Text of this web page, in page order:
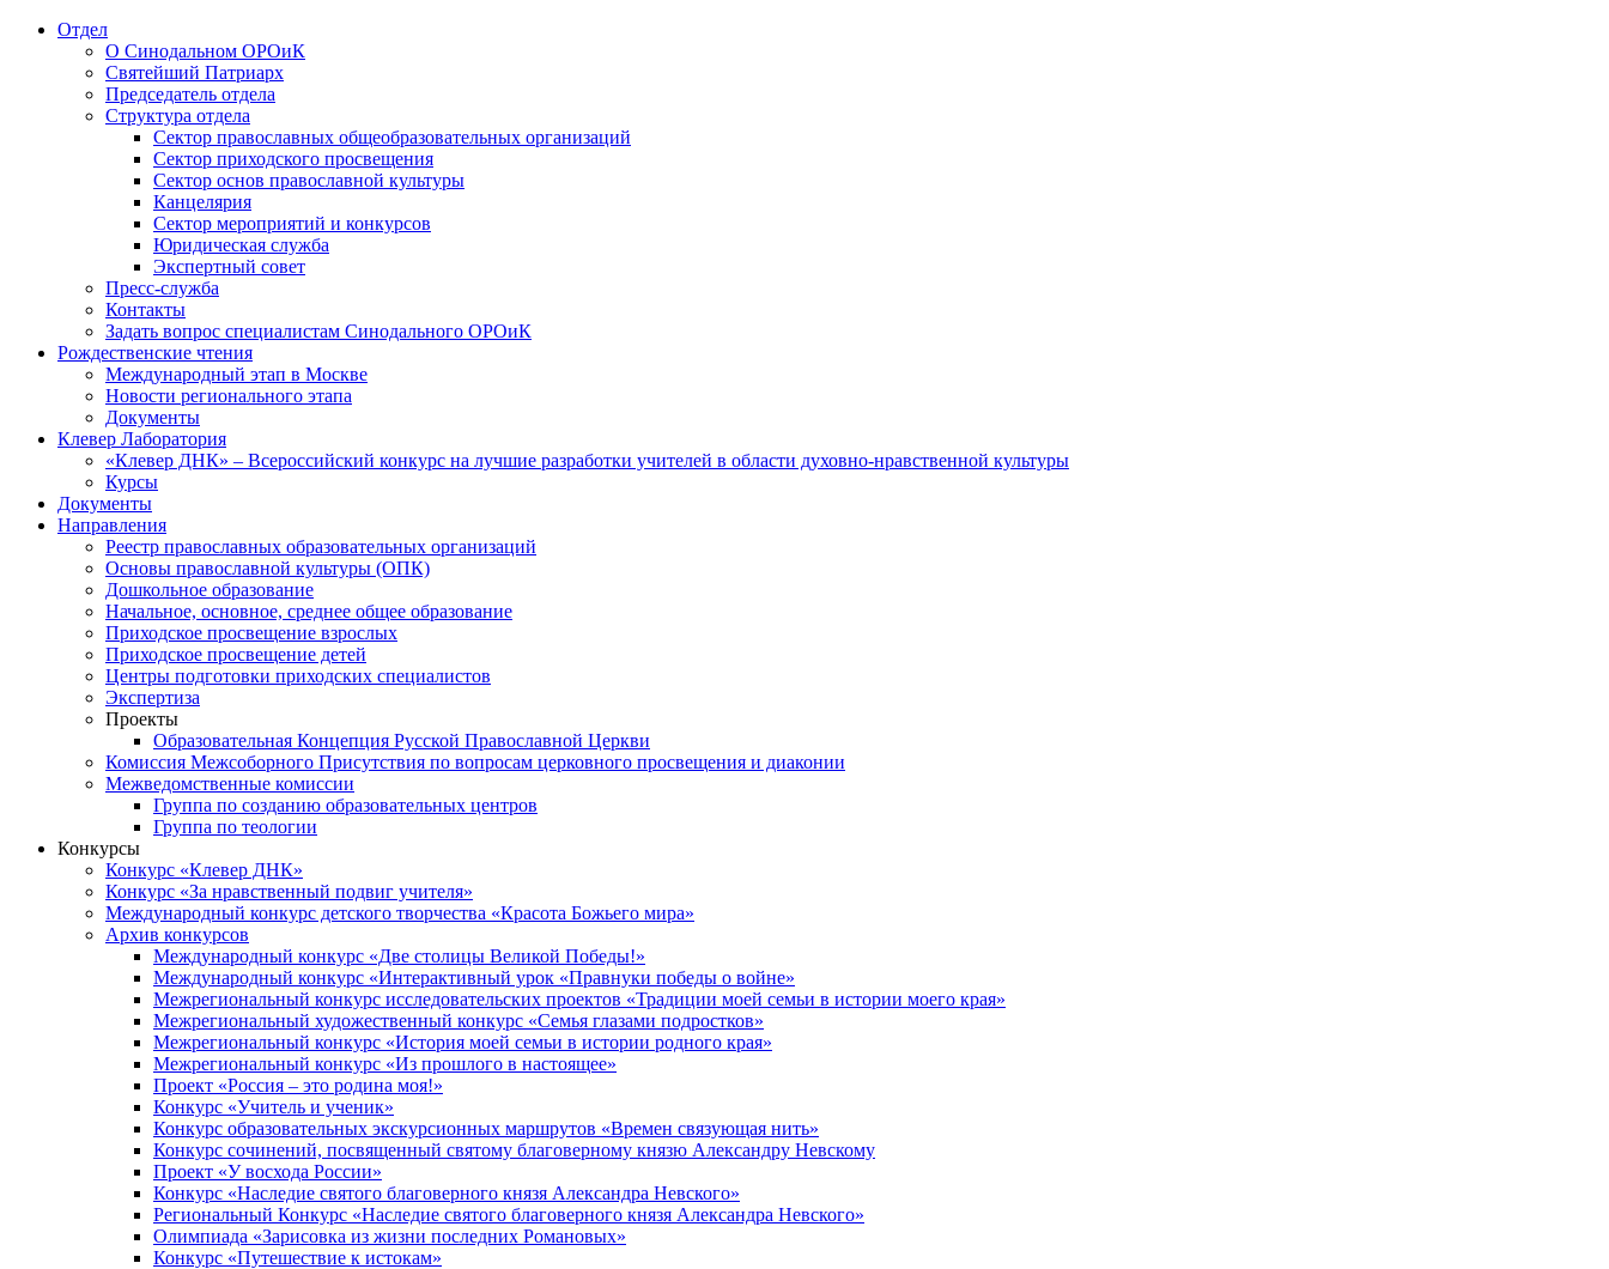
Отдел
О Синодальном ОРОиК
Святейший Патриарх
Председатель отдела
Структура отдела
Сектор православных общеобразовательных организаций
Сектор приходского просвещения
Сектор основ православной культуры
Канцелярия
Сектор мероприятий и конкурсов
Юридическая служба
Экспертный совет
Пресс-служба
Контакты
Задать вопрос специалистам Синодального ОРОиК
Рождественские чтения
Международный этап в Москве
Новости регионального этапа
Документы
Клевер Лаборатория
«Клевер ДНК» – Всероссийский конкурс на лучшие разработки учителей в области духовно-нравственной культуры
Курсы
Документы
Направления
Реестр православных образовательных организаций
Основы православной культуры (ОПК)
Дошкольное образование
Начальное, основное, среднее общее образование
Приходское просвещение взрослых
Приходское просвещение детей
Центры подготовки приходских специалистов
Экспертиза
Проекты
Образовательная Концепция Русской Православной Церкви
Комиссия Межсоборного Присутствия по вопросам церковного просвещения и диаконии
Межведомственные комиссии
Группа по созданию образовательных центров
Группа по теологии
Конкурсы
Конкурс «Клевер ДНК»
Конкурс «За нравственный подвиг учителя»
Международный конкурс детского творчества «Красота Божьего мира»
Архив конкурсов
Международный конкурс «Две столицы Великой Победы!»
Международный конкурс «Интерактивный урок «Правнуки победы о войне»
Межрегиональный конкурс исследовательских проектов «Традиции моей семьи в истории моего края»
Межрегиональный художественный конкурс «Семья глазами подростков»
Межрегиональный конкурс «История моей семьи в истории родного края»
Межрегиональный конкурс «Из прошлого в настоящее»
Проект «Россия – это родина моя!»
Конкурс «Учитель и ученик»
Конкурс образовательных экскурсионных маршрутов «Времен связующая нить»
Конкурс сочинений, посвященный святому благоверному князю Александру Невскому
Проект «У восхода России»
Конкурс «Наследие святого благоверного князя Александра Невского»
Региональный Конкурс «Наследие святого благоверного князя Александра Невского»
Олимпиада «Зарисовка из жизни последних Романовых»
Конкурс «Путешествие к истокам»